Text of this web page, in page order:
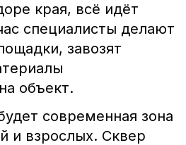
края, всё идёт
специалисты делают
завозят
объект.
современная зона
и взрослых. Сквер